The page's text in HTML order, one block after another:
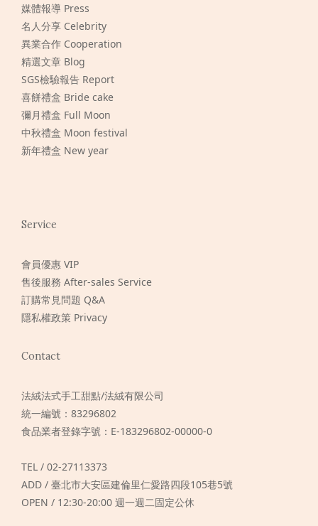
媒體報導 Press
名人分享 Celebrity
異業合作 Cooperation
精選文章 Blog
SGS檢驗報告 Report
喜餅禮盒 Bride cake
彌月禮盒 Full Moon
中秋禮盒 Moon festival
新年禮盒 New year
Service
會員優惠 VIP
售後服務 After-sales Service
訂購常見問題 Q&A
隱私權政策 Privacy
Contact
法絨法式手工甜點/法絨有限公司
統一編號：83296802
食品業者登錄字號：E-183296802-00000-0
TEL / 02-27113373
ADD / 臺北市大安區建倫里仁愛路四段105巷5號
OPEN / 12:30-20:00 週一週二固定公休